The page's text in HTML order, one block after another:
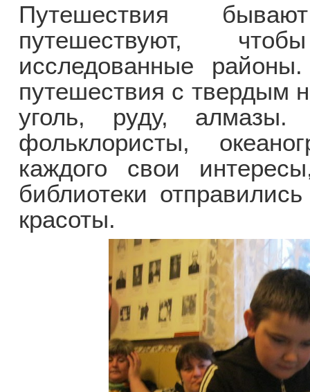
Путешествия
путешествуют,
исследованные
путешествия с твердым
уголь, руду, алмазы.
фольклористы,
каждого свои
библиотеки
красоты.